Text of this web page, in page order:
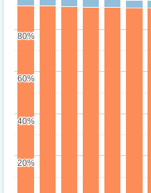
20%
20%
40%
40%
60%
60%
80%
80%